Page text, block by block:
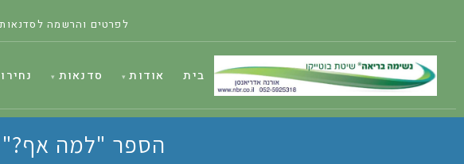
לפרטים והרשמה
בית אודות סדנאות
הספר "למה אף?"